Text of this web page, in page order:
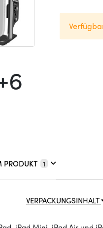
PRODUKT 1
VERPACKUNGSINHALT